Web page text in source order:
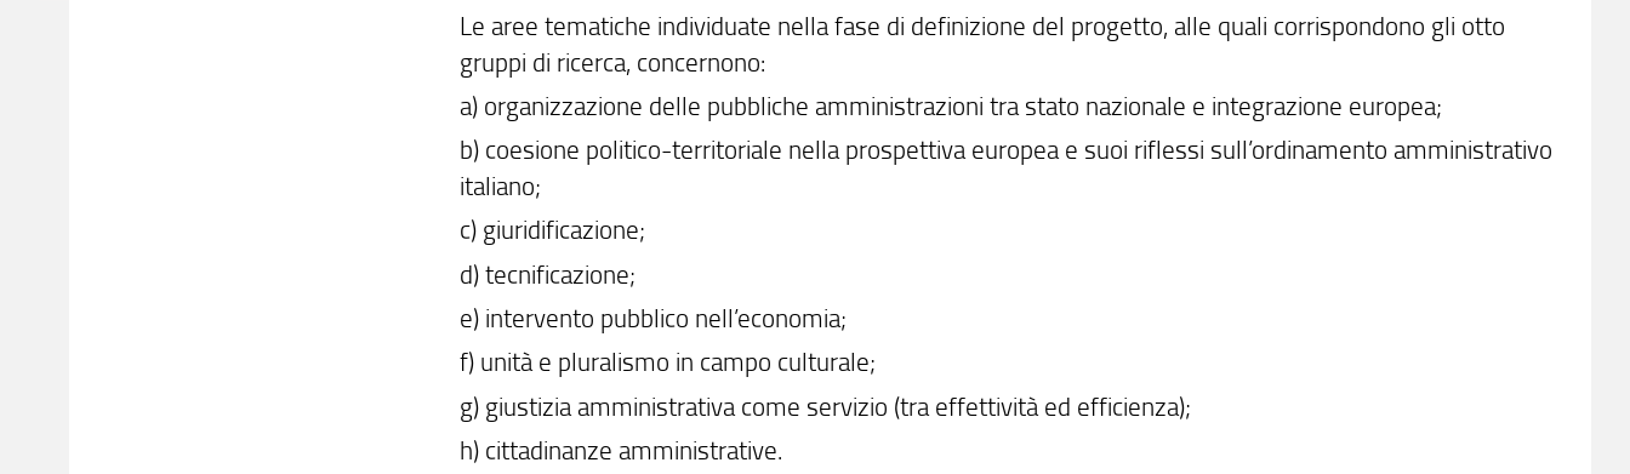
Le aree tematiche individuate nella fase di definizione del progetto, alle quali corrispondono gli otto
gruppi di ricerca, concernono:
a) organizzazione delle pubbliche amministrazioni tra stato nazionale e integrazione europea;
b) coesione politico-territoriale nella prospettiva europea e suoi riflessi sull’ordinamento amministrativo
italiano;
c) giuridificazione;
d) tecnificazione;
e) intervento pubblico nell’economia;
f) unità e pluralismo in campo culturale;
g) giustizia amministrativa come servizio (tra effettività ed efficienza);
h) cittadinanze amministrative.